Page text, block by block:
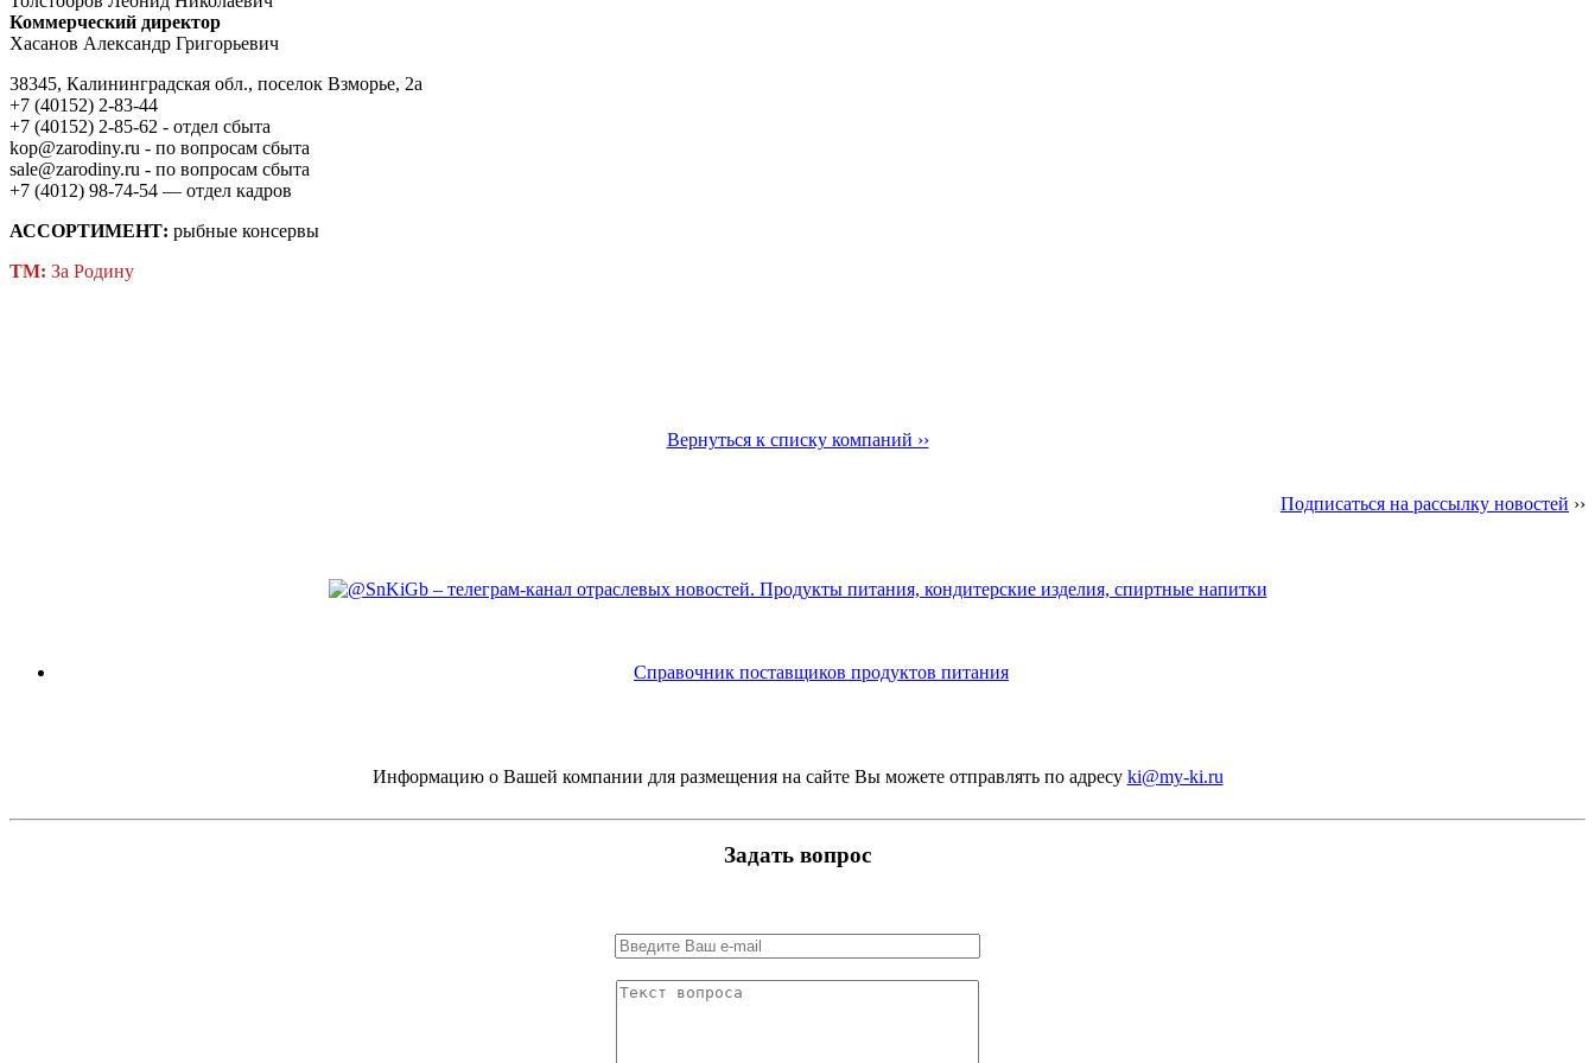
Коммерческий директор
Хасанов Александр Григорьевич
38345, Калининградская обл., поселок Взморье, 2а
+7 (40152) 2-83-44
+7 (40152) 2-85-62 - отдел сбыта
kop@zarodiny.ru - по вопросам сбыта
sale@zarodiny.ru - по вопросам сбыта
+7 (4012) 98-74-54 — отдел кадров
АССОРТИМЕНТ: рыбные консервы
ТМ: За Родину
Вернуться к списку компаний ››
Подписаться на рассылку новостей ››
Справочник поставщиков продуктов питания
Информацию о Вашей компании для размещения на сайте Вы можете отправлять по адресу ki@my-ki.ru
Задать вопрос